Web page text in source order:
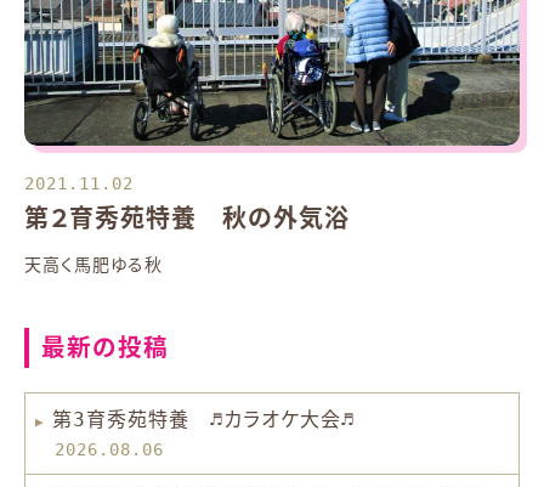
2021.11.02
第２育秀苑特養 秋の外気浴
天高く馬肥ゆる秋
最新の投稿
第3育秀苑特養 ♬カラオケ大会♬
2026.08.06